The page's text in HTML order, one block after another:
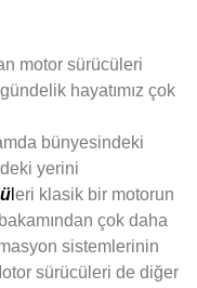
motor sürücüleri
hayatımız çok
bünyesindeki
yerini
eri klasik bir motorun
çok daha
sistemlerinin
sürücüleri de diğer